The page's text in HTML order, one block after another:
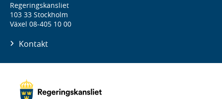
Regeringskansliet
103 33 Stockholm
Växel 08-405 10 00
Kontakt